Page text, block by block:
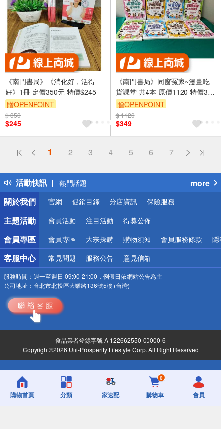
《南門書局》《消化好，活得
好》1冊 定價350元 特價$245
贈OPENPOINT
$ 350
$245
《南門書局》同窗冤家~漫畫吃
貨課堂 共4本 原價1120 特價349
元
贈OPENPOINT
$ 1120
$349
1 2 3 4 5 6 7
活動快訊
偏遠地區配送
得獎公告
熱門話題
銀行優惠
偏遠地區配送
詐騙網頁！請小心！
more
關於我們
官網 促銷目錄 分店資訊 保險服務
主題活動 會員活動 注目活動 得獎公佈
會員專區 會員專區 大宗採購 購物須知 會員服務條款 隱
客服中心 常見問題 服務公告 意見信箱
服務時間： 週一至週日 09:00-21:00，例假日依網站公告為主
公司地址： 台北市北投區大業路136號5樓 (台灣)
食品業者登錄字號 A-122662550-00000-6
Copyright©2026 Uni-Prosperity Lifestyle Corp. All Right Reserved
購物首頁 分類 家速配
0
購物車 會員